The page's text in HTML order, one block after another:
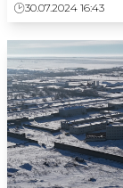
30.07.2024 16:43